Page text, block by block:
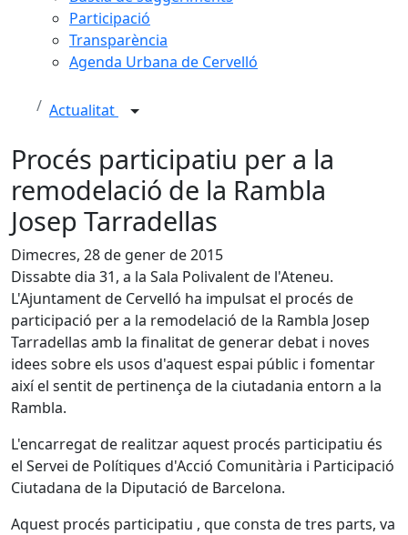
Participació
Transparència
Agenda Urbana de Cervelló
Actualitat
Procés participatiu per a la
remodelació de la Rambla
Josep Tarradellas
Dimecres, 28 de gener de 2015
Dissabte dia 31, a la Sala Polivalent de l'Ateneu.
L'Ajuntament de Cervelló ha impulsat el procés de
participació per a la remodelació de la Rambla Josep
Tarradellas amb la finalitat de generar debat i noves
idees sobre els usos d'aquest espai públic i fomentar
així el sentit de pertinença de la ciutadania entorn a la
Rambla.
L'encarregat de realitzar aquest procés participatiu és
el Servei de Polítiques d'Acció Comunitària i Participació
Ciutadana de la Diputació de Barcelona.
Aquest procés participatiu , que consta de tres parts, va